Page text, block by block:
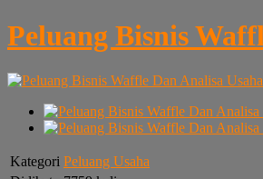
Peluang Bisnis
Kategori Peluang Usaha